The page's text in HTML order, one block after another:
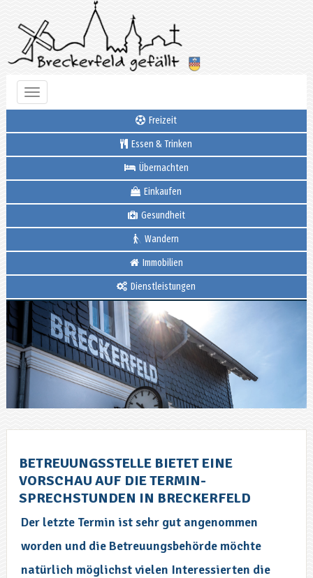
Toggle
navigation
Freizeit
Essen & Trinken
Übernachten
Einkaufen
Gesundheit
Wandern
Immobilien
Dienstleistungen
BETREUUNGSSTELLE BIETET EINE
VORSCHAU AUF DIE TERMIN-
SPRECHSTUNDEN IN BRECKERFELD
Der letzte Termin ist sehr gut angenommen
worden und die Betreuungsbehörde möchte
natürlich möglichst vielen Interessierten die